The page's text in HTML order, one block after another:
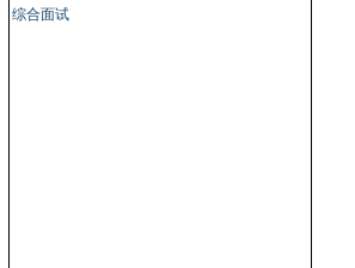
综合面试